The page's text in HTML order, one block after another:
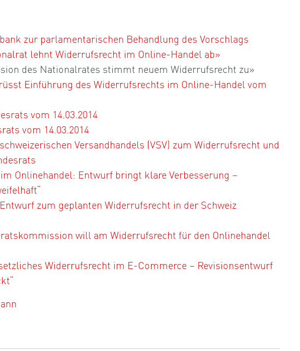
zur parlamentarischen Behandlung des Vorschlags
lehnt Widerrufsrecht im Online-Handel ab»
des Nationalrates stimmt neuem Widerrufsrecht zu»
Einführung des Widerrufsrechts im Online-Handel vom
vom 14.03.2014
vom 14.03.2014
Versandhandels (VSV) zum Widerrufsrecht und
Onlinehandel: Entwurf bringt klare Verbesserung –
zum geplanten Widerrufsrecht in der Schweiz
will am Widerrufsrecht für den Onlinehandel
Widerrufsrecht im E-Commerce – Revisionsentwurf